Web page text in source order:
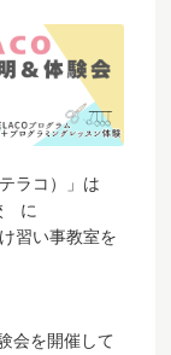
ラコ）」は
に
習い事教室を
会を開催して